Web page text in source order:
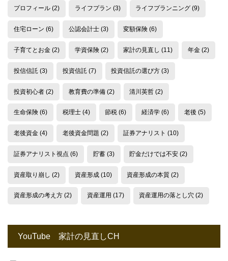
プロフィール(2) ライフプラン (3) ライフプランニング (9)
住宅ローン (6) 公認会計士(3) 変額保険 (6)
子育てとお金(2) 学資保険(2) 家計の見直し (11) 年金 (2)
投信信託 (3) 投資信託 (7) 投資信託の選び方 (3)
投資初心者(2) 教育費の準備(2) 清川英哲 (2)
生命保険(6) 税理士(4) 節税 (6) 経済学 (6) 老後 (5)
老後資金(4) 老後資金問題 (2) 証券アナリスト (10)
証券アナリスト視点 (6) 貯蓄(3) 貯金だけでは不安 (2)
資産取り崩し (2) 資産形成(10) 資産形成の本質 (2)
資産形成の考え方(2) 資産運用 (17) 資産運用の落とし穴 (2)
YouTube 家計の見直しCH